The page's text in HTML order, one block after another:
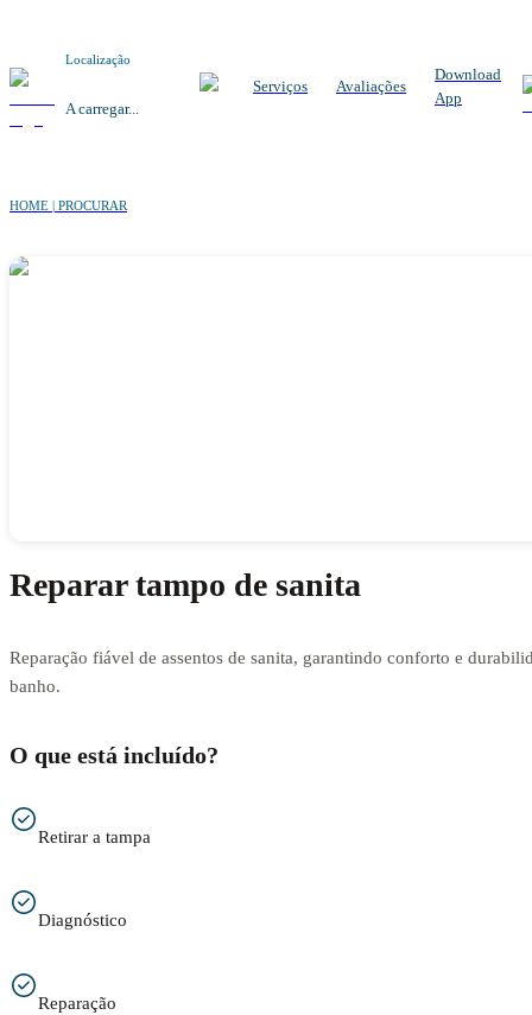
Localização
A carregar...
Serviços Avaliações
Download
App
HOME | PROCURAR
Reparar tampo de sanita
Reparação fiável de assentos de sanita, garantindo conforto e
banho.
O que está incluído?
Retirar a tampa
Diagnóstico
Reparação